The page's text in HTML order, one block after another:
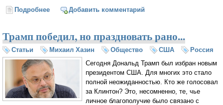
Подробнее о Об экономике и хреномистике (Михаил Хазин)
Добавить комментарий
Трамп победил, но праздновать рано...
Статьи Михаил Хазин Общество США
Россия
Сегодня Дональд Трамп был избран новым
президентом США. Для многих это стало
полной неожиданностью. Кто же голосовал
за Клинтон? Это, несомненно, те, чье
личное благополучие было связано с